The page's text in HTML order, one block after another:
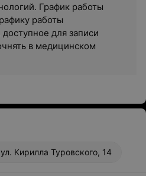
График работы
работы
для записи
в медицинском
Кирилла Туровского, 14